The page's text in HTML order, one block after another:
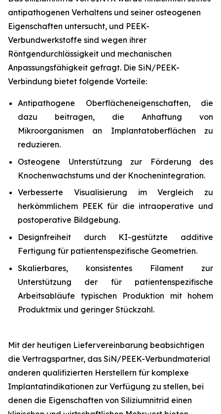
antipathogenen Verhaltens und seiner osteogenen
Eigenschaften untersucht, und PEEK-
Verbundwerkstoffe sind wegen ihrer
Röntgendurchlässigkeit und mechanischen
Anpassungsfähigkeit gefragt. Die SiN/PEEK-
Verbindung bietet folgende Vorteile:
Antipathogene Oberflächeneigenschaften, die
dazu beitragen, die Anhaftung von
Mikroorganismen an Implantatoberflächen zu
reduzieren.
Osteogene Unterstützung zur Förderung des
Knochenwachstums und der Knochenintegration.
Verbesserte Visualisierung im Vergleich zu
herkömmlichem PEEK für die intraoperative und
postoperative Bildgebung.
Designfreiheit durch KI-gestützte additive
Fertigung für patientenspezifische Geometrien.
Skalierbares, konsistentes Filament zur
Unterstützung der für patientenspezifische
Arbeitsabläufe typischen Produktion mit hohem
Produktmix und geringer Stückzahl.
Mit der heutigen Liefervereinbarung beabsichtigen
die Vertragspartner, das SiN/PEEK-Verbundmaterial
anderen qualifizierten Herstellern für komplexe
Implantatindikationen zur Verfügung zu stellen, bei
denen die Eigenschaften von Siliziumnitrid einen